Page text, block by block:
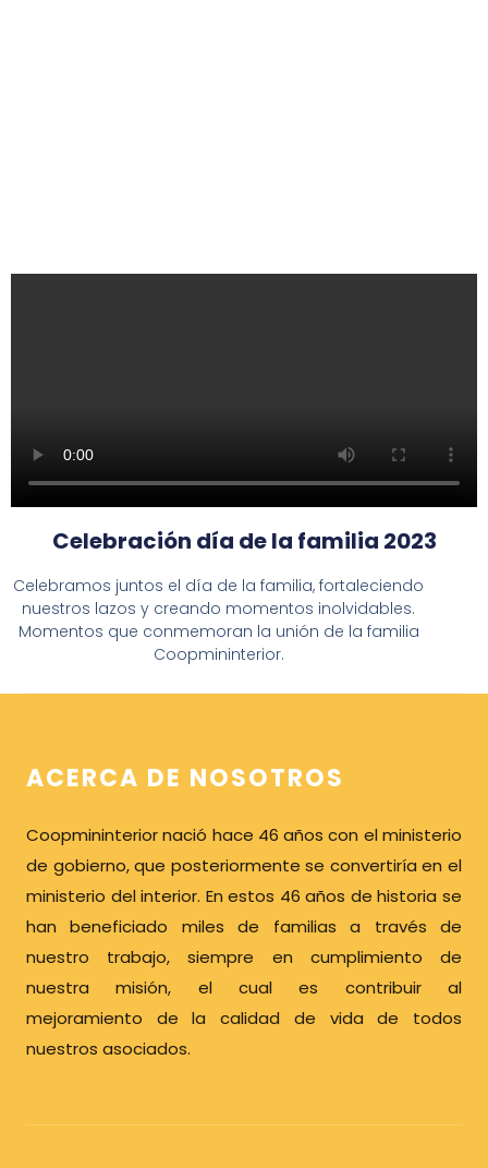
Celebración día de la familia 2023
Celebramos juntos el día de la familia, fortaleciendo
nuestros lazos y creando momentos inolvidables.
Momentos que conmemoran la unión de la familia
Coopmininterior.
ACERCA DE NOSOTROS
Coopmininterior nació hace 46 años con el ministerio
de gobierno, que posteriormente se convertiríaen el
ministerio del interior. En estos 46 años de historia se
han beneficiado miles de familias a través de
nuestro trabajo, siempre en cumplimiento de
nuestra misión, el cual es contribuir al
mejoramiento de la calidad de vida de todos
nuestros asociados.